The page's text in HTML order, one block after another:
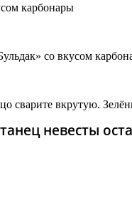
карбонары
со вкусом
сварите вкрутую.
невесты